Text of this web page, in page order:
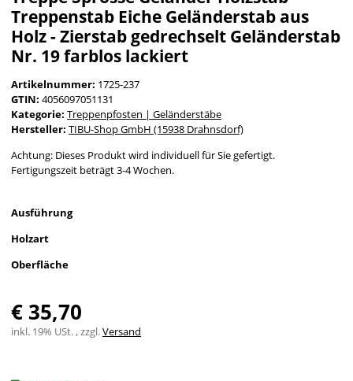
Treppenstab Eiche Geländerstab aus
Holz - Zierstab gedrechselt Geländerstab
Nr. 19 farblos lackiert
Artikelnummer: 1725-237
GTIN: 4056097051131
Kategorie: Treppenpfosten | Geländerstäbe
Hersteller: TIBU-Shop GmbH (15938 Drahnsdorf)
Achtung: Dieses Produkt wird individuell für Sie gefertigt.
Fertigungszeit beträgt 3-4 Wochen.
Ausführung
Holzart
Oberfläche
€ 35,70
inkl. 19% USt. , zzgl.Versand